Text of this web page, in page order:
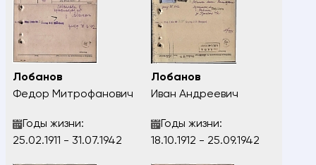
Лобанов
Федор Митрофанович
Годы жизни:
25.02.1911 - 31.07.1942
Лобанов
Иван Андреевич
Годы жизни:
18.10.1912 - 25.09.1942